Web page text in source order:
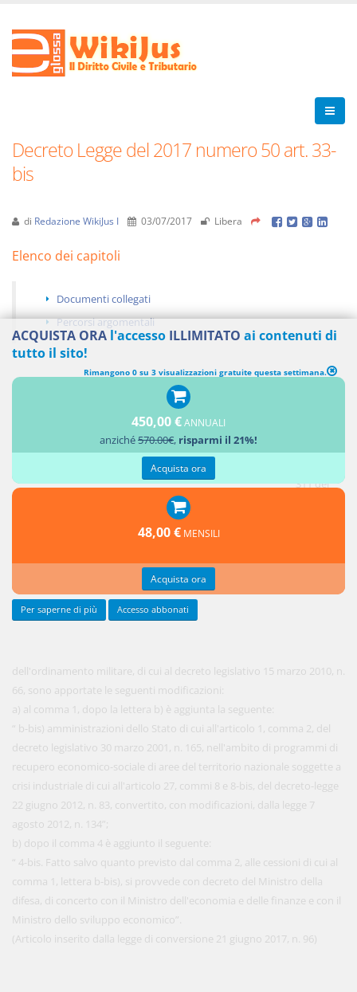
Decreto Legge del 2017 numero 50 art. 33-
bis
di Redazione WikiJus I 03/07/2017 Libera
Elenco dei capitoli
Documenti collegati
Percorsi argomentali
MODIFICA DELLA DISCIPLINA PER LE CESSIONI DI BENI MOBILI A
TITOLO GRATUITO DA PARTE DEL MINISTERO DELLA DIFESA
311 del
dell'ordinamento militare, di cui al decreto legislativo 15 marzo 2010, n.
66, sono apportate le seguenti modificazioni:
a) al comma 1, dopo la lettera b) è aggiunta la seguente:
“ b-bis) amministrazioni dello Stato di cui all'articolo 1, comma 2, del
decreto legislativo 30 marzo 2001, n. 165, nell'ambito di programmi di
recupero economico-sociale di aree del territorio nazionale soggette a
crisi industriale di cui all'articolo 27, commi 8 e 8-bis, del decreto-legge
22 giugno 2012, n. 83, convertito, con modificazioni, dalla legge 7
agosto 2012, n. 134”;
b) dopo il comma 4 è aggiunto il seguente:
“ 4-bis. Fatto salvo quanto previsto dal comma 2, alle cessioni di cui al
comma 1, lettera b-bis), si provvede con decreto del Ministro della
difesa, di concerto con il Ministro dell'economia e delle finanze e con il
Ministro dello sviluppo economico”.
(Articolo inserito dalla legge di conversione 21 giugno 2017, n. 96)
ACQUISTA ORA l'accesso ILLIMITATO ai contenuti di
tutto il sito!
Rimangono 0 su 3 visualizzazioni gratuite questa settimana.
450,00 €ANNUALI
anziché570.00€, risparmi il 21%!
Acquista ora
48,00 € MENSILI
Acquista ora
Per saperne di più Accesso abbonati